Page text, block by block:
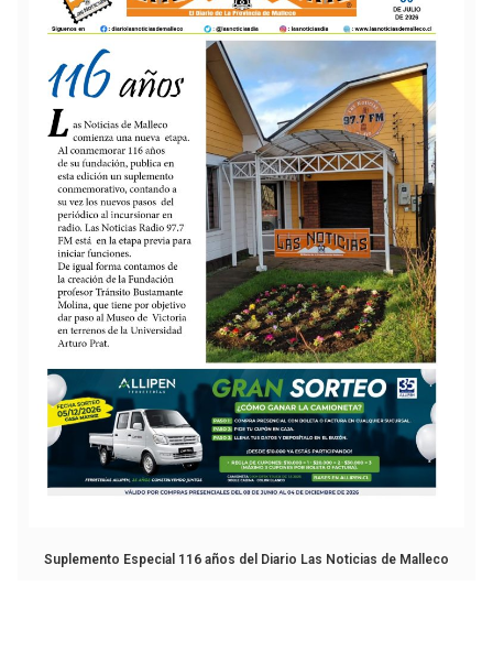
Suplemento Especial 116 años del Diario Las Noticias de Malleco